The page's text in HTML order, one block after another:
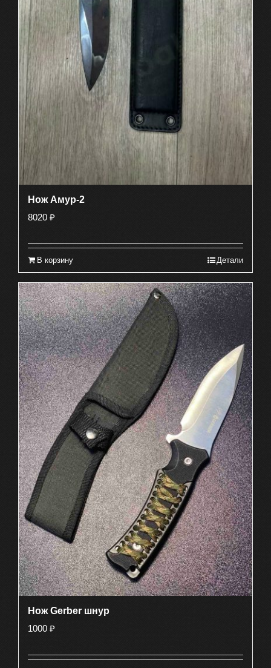
Нож Амур-2
8020 ₽
В корзину Детали
Нож Gerber шнур
1000 ₽